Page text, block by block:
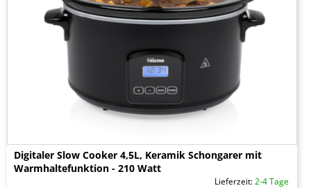
Digitaler Slow Cooker 4,5L, Keramik Schongarer mit
Warmhaltefunktion - 210 Watt
Lieferzeit:2-4 Tage